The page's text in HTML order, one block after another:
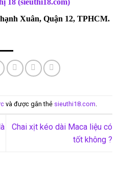
Xuân, Quận 12, TPHCM.
và được gắn thẻ sieuthi18.com.
Chai xịt kéo dài Maca liệu có
tốt không ?